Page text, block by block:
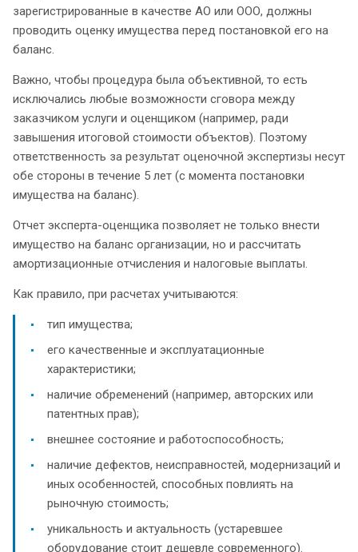
зарегистрированные в качестве АО или ООО, должны
проводить оценку имущества перед постановкой его на
баланс.
Важно, чтобы процедура была объективной, то есть
исключались любые возможности сговора между
заказчиком услуги и оценщиком (например, ради
завышения итоговой стоимости объектов). Поэтому
ответственность за результат оценочной экспертизы несут
обе стороны в течение 5 лет (с момента постановки
имущества на баланс).
Отчет эксперта-оценщика позволяет не только внести
имущество на баланс организации, но и рассчитать
амортизационные отчисления и налоговые выплаты.
Как правило, при расчетах учитываются:
тип имущества;
его качественные и эксплуатационные
характеристики;
наличие обременений (например, авторских или
патентных прав);
внешнее состояние и работоспособность;
наличие дефектов, неисправностей, модернизаций и
иных особенностей, способных повлиять на
рыночную стоимость;
уникальность и актуальность (устаревшее
оборудование стоит дешевле современного).